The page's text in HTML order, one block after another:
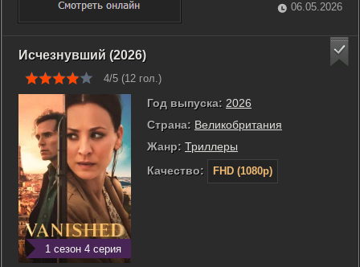
06.05.2026
Исчезнувший (2026)
4/5 (12 гол.)
1 сезон 4 серия
Год выпуска: 2026
Страна: Великобритания
Жанр: Триллеры
Качество:
FHD (1080p)